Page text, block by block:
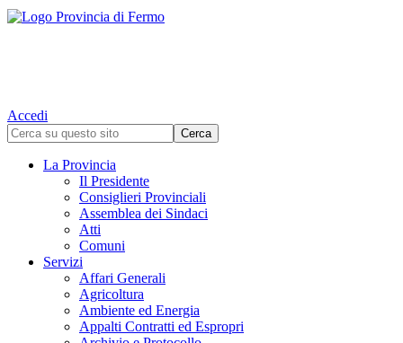
Accedi
La Provincia
Il Presidente
Consiglieri Provinciali
Assemblea dei Sindaci
Atti
Comuni
Servizi
Affari Generali
Agricoltura
Ambiente ed Energia
Appalti Contratti ed Espropri